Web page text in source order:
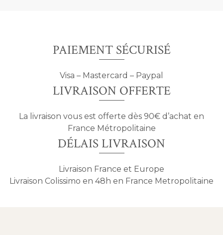
PAIEMENT SÉCURISÉ
Visa – Mastercard – Paypal
LIVRAISON OFFERTE
La livraison vous est offerte dès 90€ d’achat en
France Métropolitaine
DÉLAIS LIVRAISON
Livraison France et Europe
Livraison Colissimo en 48h en France Metropolitaine